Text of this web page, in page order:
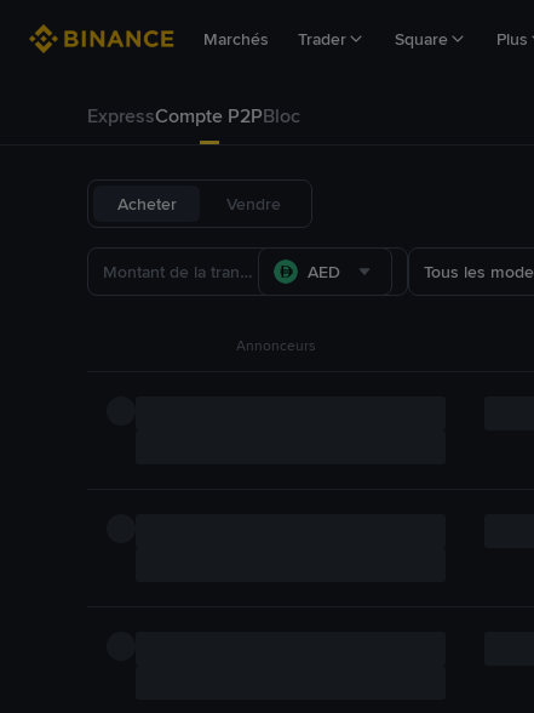
Marchés Trader Square Plus
ExpressCompte P2PBloc
Acheter Vendre
AED Tous les
Annonceurs